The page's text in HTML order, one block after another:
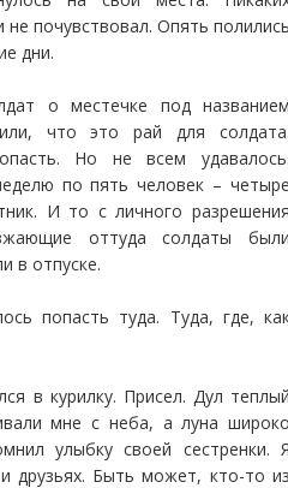
не почувствовал. Опять
дни.
о местечке под
что это рай для
Но не всем
по пять человек –
И то с личного
оттуда солдаты
в отпуске.
попасть туда. Туда, где,
в курилку. Присел. Дул
мне с неба, а луна
улыбку своей сестренки.
друзьях. Быть может, кто-то